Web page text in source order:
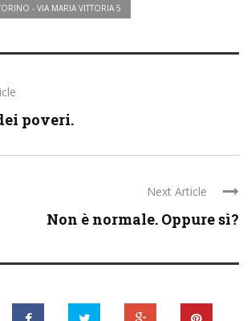
- VIA MARIA VITTORIA 5
poveri.
Next Article
Non è normale. Oppure sì?